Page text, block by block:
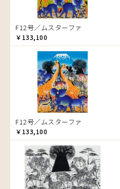
ゾウ
タンザニア
タンザニアの女性
チーター
蝶
チンパンジー
動物たち
鳥
トカゲ
トンボ
日常
ニワトリ
バオバブの木
バッファロー
F12号／ムスターファ
￥133,100
F12号／ムスターファ
￥133,100